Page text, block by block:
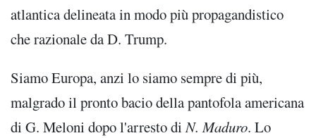
atlantica delineata in modo più propagandistico
che razionale da D. Trump.
Siamo Europa, anzi lo siamo sempre di più,
malgrado il pronto bacio della pantofola americana
di G. Meloni dopo l'arresto diN. Maduro. Lo